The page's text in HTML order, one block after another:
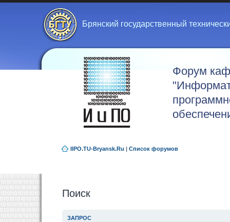
Брянский государственный
Форум
IIPO.TU-Bryansk.Ru | Список форумов
Поиск
ЗАПРОС